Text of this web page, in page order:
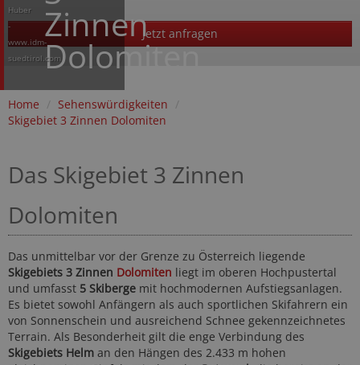
Zinnen
Dolomiten
Huber
-
www.idm-
suedtirol.com
Jetzt anfragen
Home / Sehenswürdigkeiten /
Skigebiet 3 Zinnen Dolomiten
Das Skigebiet 3 Zinnen
Dolomiten
Das unmittelbar vor der Grenze zu Österreich liegende
Skigebiets 3 Zinnen Dolomiten liegt im oberen Hochpustertal
und umfasst 5 Skiberge mit hochmodernen Aufstiegsanlagen.
Es bietet sowohl Anfängern als auch sportlichen Skifahrern ein
von Sonnenschein und ausreichend Schnee gekennzeichnetes
Terrain. Als Besonderheit gilt die enge Verbindung des
Skigebiets Helm an den Hängen des 2.433 m hohen